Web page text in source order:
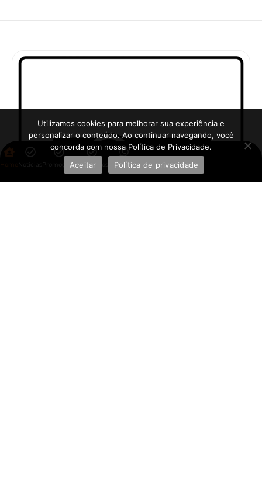
Home Notícias PromoçõesAplicativos WhatsApp
Utilizamos cookies para melhorar sua experiência e
personalizar o conteúdo. Ao continuar navegando, você
concorda com nossa Política de Privacidade.
Aceitar
Política de privacidade